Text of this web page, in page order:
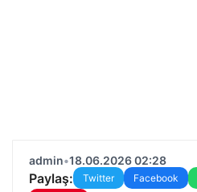
admin•18.06.2026 02:28
Paylaş: Twitter Facebook